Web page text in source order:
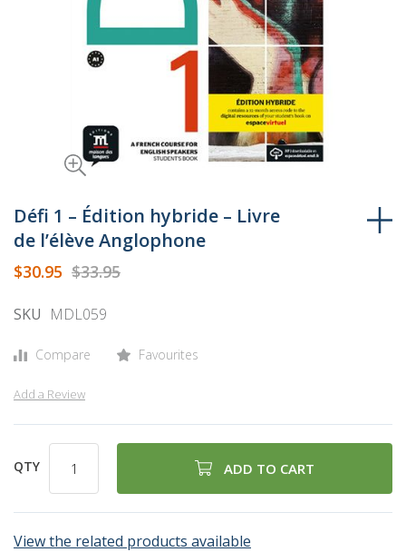
to
the
beginning
of
images
Défi 1 – Édition hybride – Livre
de l’élève Anglophone
$30.95 $33.95
SKU MDL059
Compare Favourites
Add a Review
QTY ADD TO CART
View the related products available